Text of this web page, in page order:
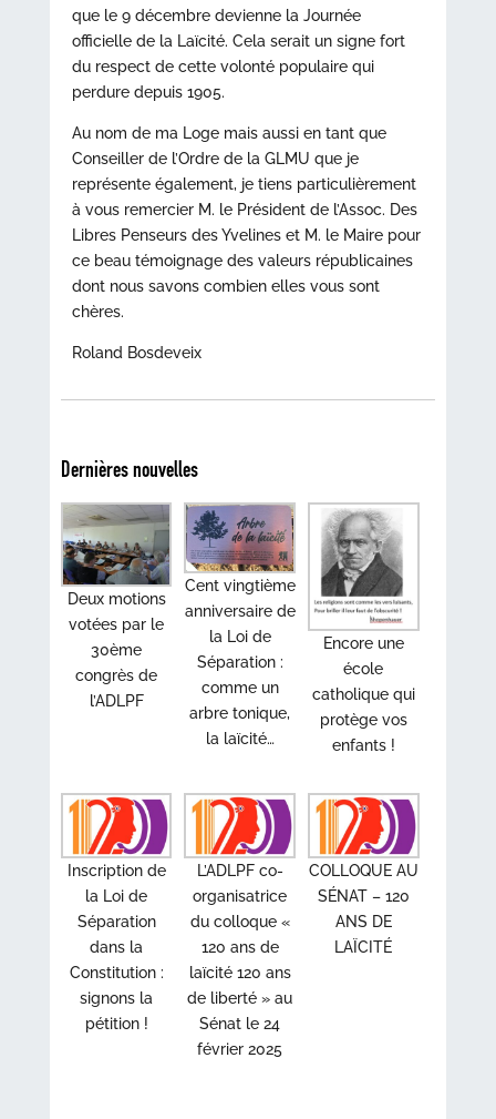
que le 9 décembre devienne la Journée
officielle de la Laïcité. Cela serait un signe fort
du respect de cette volonté populaire qui
perdure depuis 1905.
Au nom de ma Loge mais aussi en tant que
Conseiller de l’Ordre de la GLMU que je
représente également, je tiens particulièrement
à vous remercier M. le Président de l’Assoc. Des
Libres Penseurs des Yvelines et M. le Maire pour
ce beau témoignage des valeurs républicaines
dont nous savons combien elles vous sont
chères.
Roland Bosdeveix
Dernières nouvelles
Deux motions
votées par le
30ème
congrès de
l’ADLPF
Cent vingtième
anniversaire de
la Loi de
Séparation :
comme un
arbre tonique,
la laïcité…
Encore une
école
catholique qui
protège vos
enfants !
Inscription de
la Loi de
Séparation
dans la
Constitution :
signons la
pétition !
L’ADLPF co-
organisatrice
du colloque «
120 ans de
laïcité 120 ans
de liberté » au
Sénat le 24
février 2025
COLLOQUE AU
SÉNAT – 120
ANS DE
LAÏCITÉ